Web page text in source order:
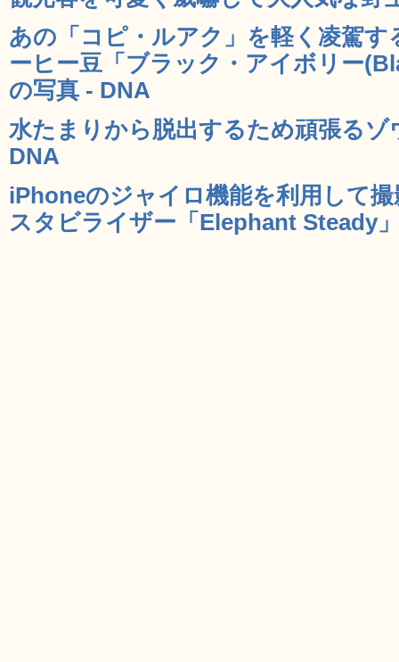
あの「コピ・ルアク」を軽く凌駕す
ーヒー豆「ブラック・アイボリー
の写真 - DNA
水たまりから脱出するため頑張る
DNA
iPhoneのジャイロ機能を利用して
スタビライザー「Elephant Steady